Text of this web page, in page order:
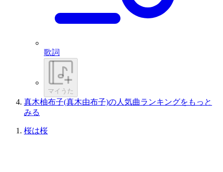
歌詞
マイうた
真木柚布子(真木由布子)の人気曲ランキングをもっと
みる
桜は桜